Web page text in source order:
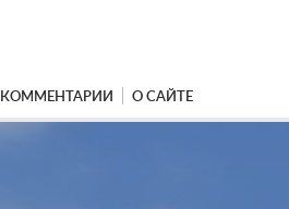
КОММЕНТАРИИ О САЙТЕ